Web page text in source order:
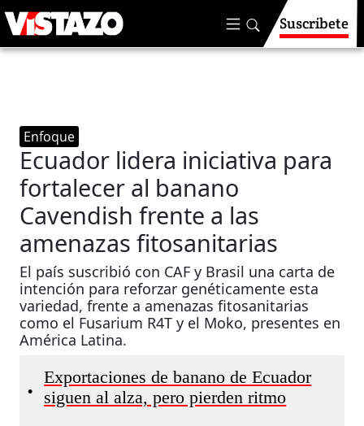
Suscríbete
Enfoque
Ecuador lidera iniciativa para
fortalecer al banano
Cavendish frente a las
amenazas fitosanitarias
El país suscribió con CAF y Brasil una carta de
intención para reforzar genéticamente esta
variedad, frente a amenazas fitosanitarias
como el Fusarium R4T y el Moko, presentes en
América Latina.
•
Exportaciones de banano de Ecuador
siguen al alza, pero pierden ritmo